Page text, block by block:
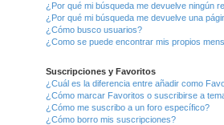
¿Por qué mi búsqueda me devuelve ningún
¿Por qué mi búsqueda me devuelve una
¿Cómo busco usuarios?
¿Como se puede encontrar mis propios
Suscripciones y Favoritos
¿Cuál es la diferencia entre añadir como
¿Cómo marcar Favoritos o suscribirse a
¿Cómo me suscribo a un foro específico?
¿Cómo borro mis suscripciones?